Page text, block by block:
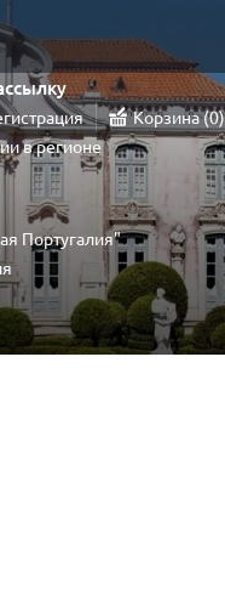
Корзина 0
в регионе
Португалия"